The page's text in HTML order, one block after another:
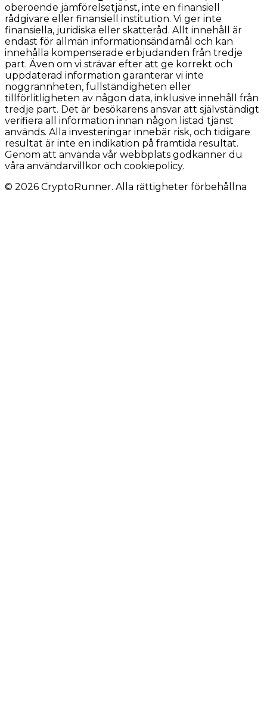
oberoende jämförelsetjänst, inte en finansiell
rådgivare eller finansiell institution. Vi ger inte
finansiella, juridiska eller skatteråd. Allt innehåll är
endast för allmän informationsändamål och kan
innehålla kompenserade erbjudanden från tredje
part. Även om vi strävar efter att ge korrekt och
uppdaterad information garanterar vi inte
noggrannheten, fullständigheten eller
tillförlitligheten av någon data, inklusive innehåll från
tredje part. Det är besökarens ansvar att självständigt
verifiera all information innan någon listad tjänst
används. Alla investeringar innebär risk, och tidigare
resultat är inte en indikation på framtida resultat.
Genom att använda vår webbplats godkänner du
våra användarvillkor och cookiepolicy.
© 2026 CryptoRunner. Alla rättigheter förbehållna